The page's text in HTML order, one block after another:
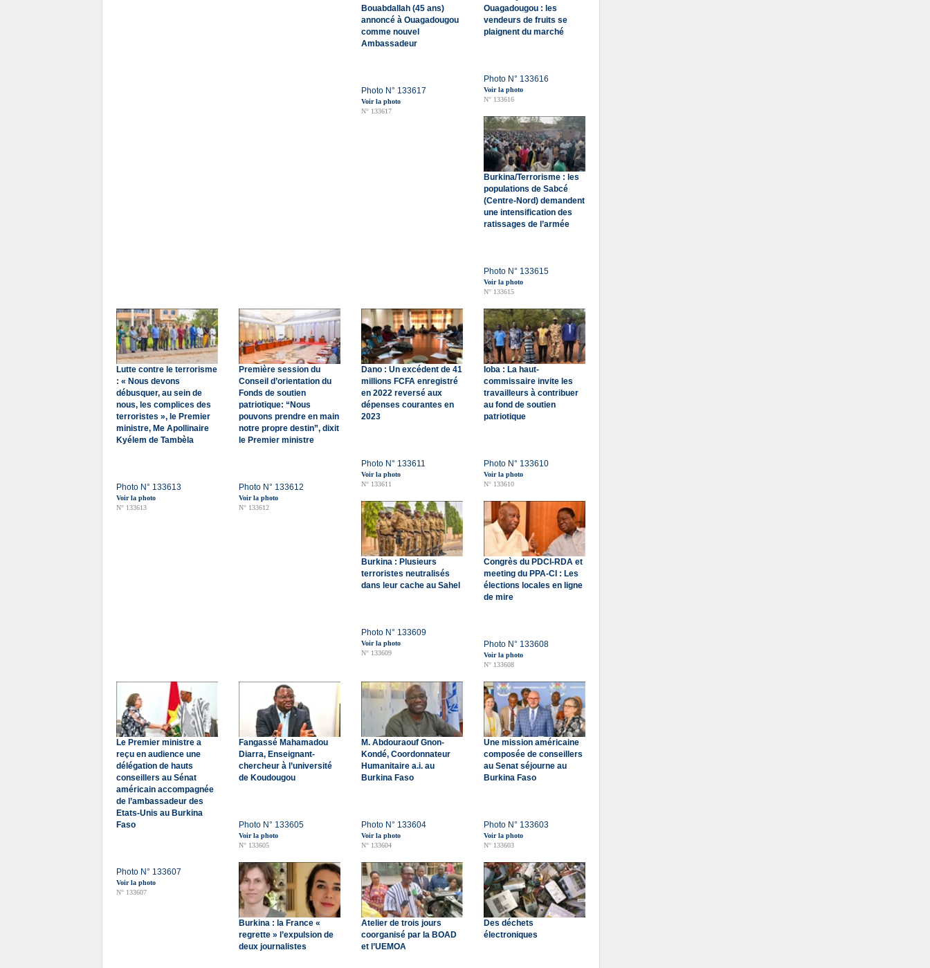
Bouabdallah (45 ans)
annoncé à Ouagadougou
comme nouvel
Ambassadeur
Photo N° 133617
Voir la photo
N° 133617
Ouagadougou : les
vendeurs de fruits se
plaignent du marché
Photo N° 133616
Voir la photo
N° 133616
Burkina/Terrorisme : les
populations de Sabcé
(Centre-Nord) demandent
une intensification des
ratissages de l’armée
Photo N° 133615
Voir la photo
N° 133615
Lutte contre le terrorisme
: « Nous devons
débusquer, au sein de
nous, les complices des
terroristes », le Premier
ministre, Me Apollinaire
Kyélem de Tambèla
Photo N° 133613
Voir la photo
N° 133613
Première session du
Conseil d’orientation du
Fonds de soutien
patriotique: “Nous
pouvons prendre en main
notre propre destin”, dixit
le Premier ministre
Photo N° 133612
Voir la photo
N° 133612
Dano : Un excédent de 41
millions FCFA enregistré
en 2022 reversé aux
dépenses courantes en
2023
Photo N° 133611
Voir la photo
N° 133611
Ioba : La haut-
commissaire invite les
travailleurs à contribuer
au fond de soutien
patriotique
Photo N° 133610
Voir la photo
N° 133610
Burkina : Plusieurs
terroristes neutralisés
dans leur cache au Sahel
Photo N° 133609
Voir la photo
N° 133609
Congrès du PDCI-RDA et
meeting du PPA-CI : Les
élections locales en ligne
de mire
Photo N° 133608
Voir la photo
N° 133608
Le Premier ministre a
reçu en audience une
délégation de hauts
conseillers au Sénat
américain accompagnée
de l’ambassadeur des
Etats-Unis au Burkina
Faso
Photo N° 133607
Voir la photo
N° 133607
Fangassé Mahamadou
Diarra, Enseignant-
chercheur à l’université
de Koudougou
Photo N° 133605
Voir la photo
N° 133605
M. Abdouraouf Gnon-
Kondé, Coordonnateur
Humanitaire a.i. au
Burkina Faso
Photo N° 133604
Voir la photo
N° 133604
Une mission américaine
composée de conseillers
au Senat séjourne au
Burkina Faso
Photo N° 133603
Voir la photo
N° 133603
Burkina : la France «
regrette » l’expulsion de
deux journalistes
Atelier de trois jours
coorganisé par la BOAD
et l’UEMOA
Des déchets
électroniques